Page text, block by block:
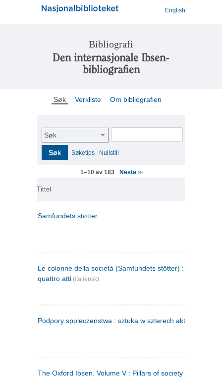
English
Bibliografi
Den internasjonale Ibsen-
bibliografien
Søk Verkliste Om bibliografien
Søk
Søk Søketips Nullstill
1–10 av 183 Neste >>
Tittel
Samfundets støtter
Le colonne della società (Samfundets stötter) : commedia
quattro atti (italiensk)
Podpory spoleczenstwa : sztuka w szterech aktach
The Oxford Ibsen. Volume V : Pillars of society ; A doll's